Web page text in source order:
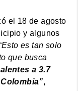
el 18 de agosto
y algunos
Esto es tan solo
que busca
a 3.7
,